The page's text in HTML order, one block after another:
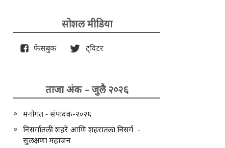
सोशल मीडिया
फेसबुक ट्विटर
ताजा अंक – जुलै २०२६
मनोगत - संपादक-२०२६
निसर्गातली शहरे आणि शहरातला निसर्ग -
सुलक्षणा महाजन